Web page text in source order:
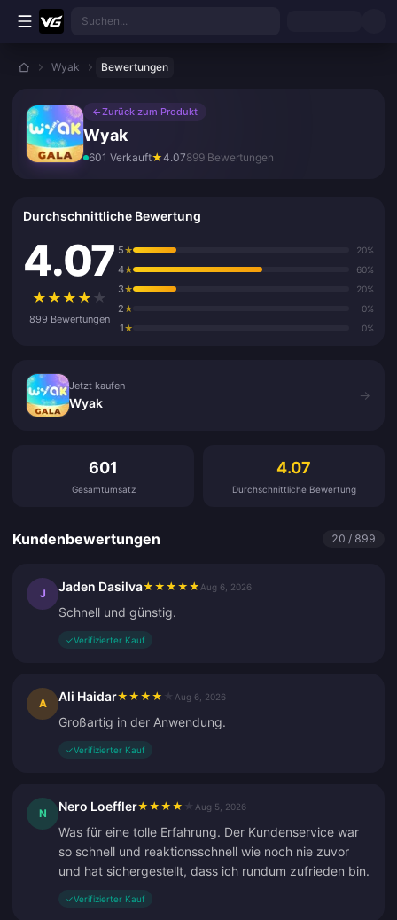
Zum Hauptinhalt springen
Suchen...
Wyak Bewertungen
←Zurück zum Produkt
Wyak
601 Verkauft★4.07899 Bewertungen
Durchschnittliche Bewertung
4.07
★ ★ ★ ★ ★
899 Bewertungen
5★ 20%
4★ 60%
3★ 20%
2★ 0%
1★ 0%
Jetzt kaufen
Wyak
→
601
Gesamtumsatz
4.07
Durchschnittliche Bewertung
Kundenbewertungen 20 / 899
J Jaden Dasilva★ ★ ★ ★ ★ Aug 6, 2026
Schnell und günstig.
✓Verifizierter Kauf
A Ali Haidar★ ★ ★ ★ Aug 6, 2026
Großartig in der Anwendung.
✓Verifizierter Kauf
N Nero Loeffler★ ★ ★ ★ Aug 5, 2026
Was für eine tolle Erfahrung. Der Kundenservice war
so schnell und reaktionsschnell wie noch nie zuvor
und hat sichergestellt, dass ich rundum zufrieden bin.
✓Verifizierter Kauf